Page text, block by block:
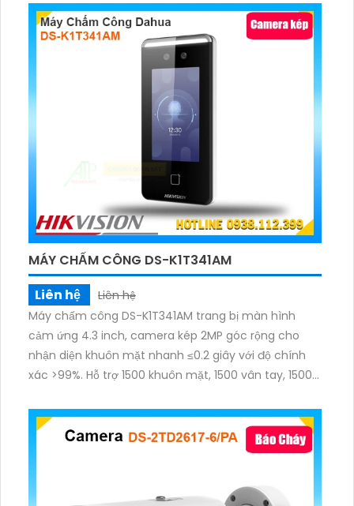
Pin 10000mAh kết hợp tấm pin năng lượng 5W cho
hoạt động bền bỉ ngoài trời. Chuẩn IP66 chống nước
và bụi giúp vận hành ổn định.
MÁY CHẤM CÔNG DS-K1T341AM
Liên hệ
Liên hệ
Máy chấm công DS-K1T341AM trang bị màn hình
cảm ứng 4.3 inch, camera kép 2MP góc rộng cho
nhận diện khuôn mặt nhanh ≤0.2 giây với độ chính
xác >99%. Hỗ trợ 1500 khuôn mặt, 1500 vân tay, 1500
giả mạo, đàm thoại 2 chiều, nhiều chế độ chấm công
và mở cửa qua ứng dụng Hik-Connect.